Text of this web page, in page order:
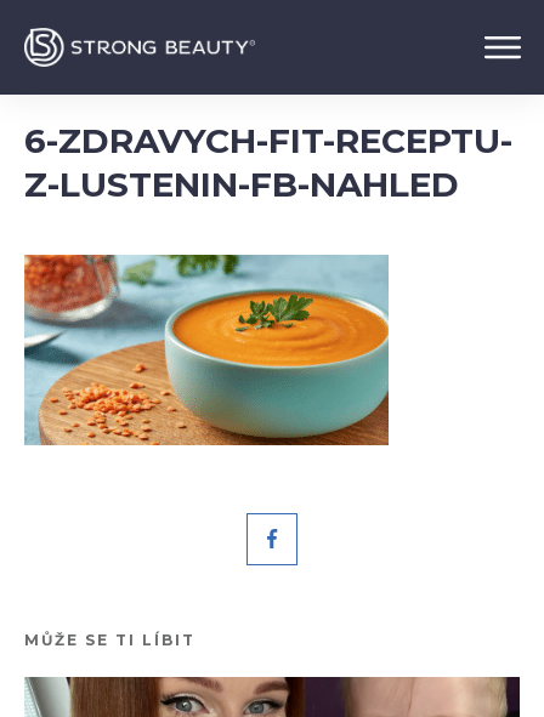
6-ZDRAVYCH-FIT-RECEPTU-
Z-LUSTENIN-FB-NAHLED
MŮŽE SE TI LÍBIT